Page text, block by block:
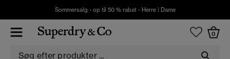
Sommersalg - op til 50 % rabat - Herre| Dame
0